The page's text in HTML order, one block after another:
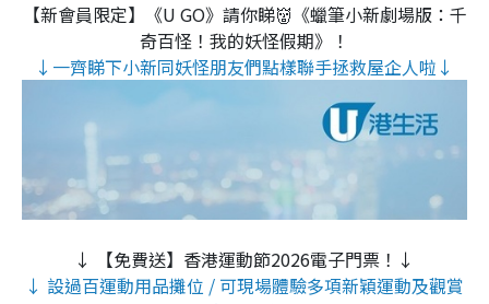
【新會員限定】《U GO》請你睇👹《蠟筆小新劇場版：千
奇百怪！我的妖怪假期》！
↓一齊睇下小新同妖怪朋友們點樣聯手拯救屋企人啦↓
↓ 【免費送】香港運動節2026電子門票！↓
↓ 設過百運動用品攤位 / 可現場體驗多項新穎運動及觀賞